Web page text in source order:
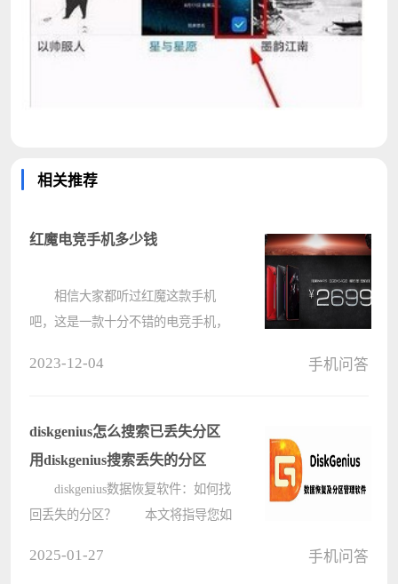
相关推荐
红魔电竞手机多少钱
相信大家都听过红魔这款手机
吧，这是一款十分不错的电竞手机，
钱： 答：2699元 红魔电
竞????
2023-12-04 手机问答
diskgenius怎么搜索已丢失分区
用diskgenius搜索丢失的分区
diskgenius数据恢复软件：如何找
回丢失的分区？ 本文将指导您如
2025-01-27 手机问答